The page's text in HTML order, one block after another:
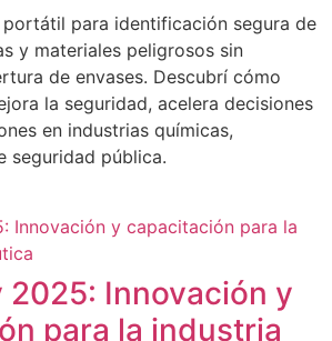
portátil para identificación segura de
y materiales peligrosos sin
de envases. Descubrí cómo
la seguridad, acelera decisiones
en industrias químicas,
seguridad pública.
2025: Innovación y
para la industria